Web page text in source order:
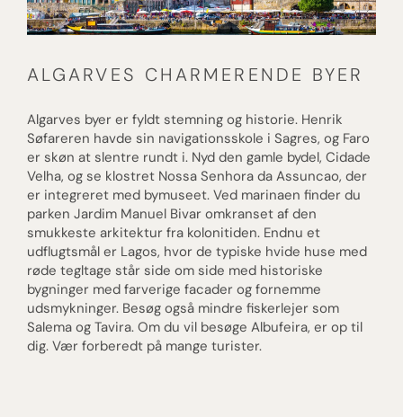
ALGARVES CHARMERENDE BYER
Algarves byer er fyldt stemning og historie. Henrik
Søfareren havde sin navigationsskole i Sagres, og Faro
er skøn at slentre rundt i. Nyd den gamle bydel, Cidade
Velha, og se klostret Nossa Senhora da Assuncao, der
er integreret med bymuseet. Ved marinaen finder du
parken Jardim Manuel Bivar omkranset af den
smukkeste arkitektur fra kolonitiden. Endnu et
udflugtsmål er Lagos, hvor de typiske hvide huse med
røde tegltage står side om side med historiske
bygninger med farverige facader og fornemme
udsmykninger. Besøg også mindre fiskerlejer som
Salema og Tavira. Om du vil besøge Albufeira, er op til
dig. Vær forberedt på mange turister.